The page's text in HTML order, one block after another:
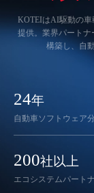
KOTEIはAI駆動の
提供。業界パート
構築し、自
24年
自動車ソフトウェア
200社以上
エコシステムパート